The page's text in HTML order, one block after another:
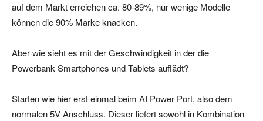
auf dem Markt erreichen ca. 80-89%, nur wenige Modelle
können die 90% Marke knacken.
Aber wie sieht es mit der Geschwindigkeit in der die
Powerbank Smartphones und Tablets auflädt?
Starten wie hier erst einmal beim AI Power Port, also dem
normalen 5V Anschluss. Dieser liefert sowohl in Kombination